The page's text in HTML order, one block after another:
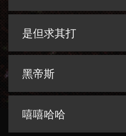
是但求其打
黑帝斯
嘻嘻哈哈